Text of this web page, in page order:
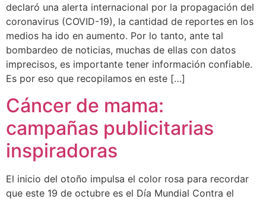
declaró una alerta internacional por la propagación del
coronavirus (COVID-19), la cantidad de reportes en los
medios ha ido en aumento. Por lo tanto, ante tal
bombardeo de noticias, muchas de ellas con datos
imprecisos, es importante tener información confiable.
Es por eso que recopilamos en este […]
Cáncer de mama:
campañas publicitarias
inspiradoras
El inicio del otoño impulsa el color rosa para recordar
que este 19 de octubre es el Día Mundial Contra el